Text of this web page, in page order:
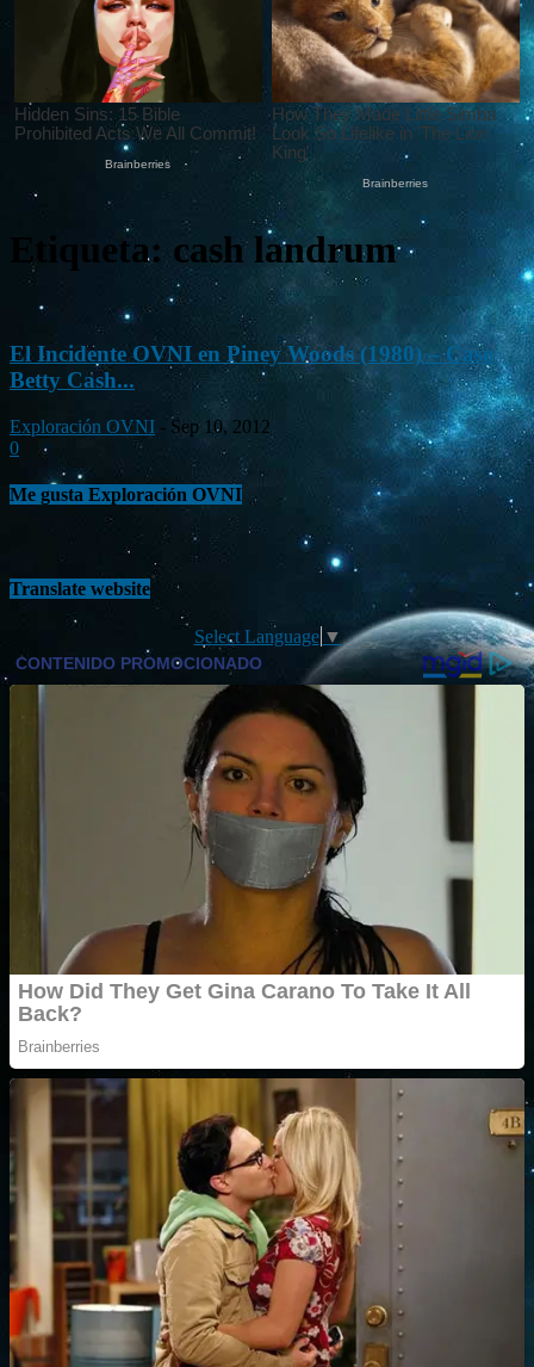
Etiqueta: cash landrum
El Incidente OVNI en Piney Woods (1980) – Caso
Betty Cash...
Exploración OVNI - Sep 10, 2012
0
Me gusta Exploración OVNI
Translate website
Select Language ▼